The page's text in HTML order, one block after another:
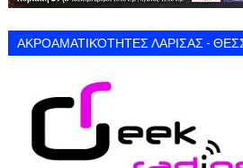
ΑΚΡΟΑΜΑΤΙΚΌΤΗΤΕΣ ΛΑΡΙΣΑΣ -